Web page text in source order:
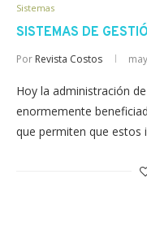
Sistemas
SISTEMAS DE
Por Revista Costos
Hoy la administración
enormemente
que permiten que estos